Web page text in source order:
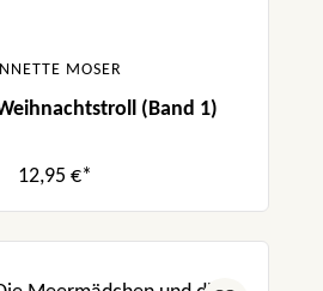
MOSER
(Band 1)
12,95 €*